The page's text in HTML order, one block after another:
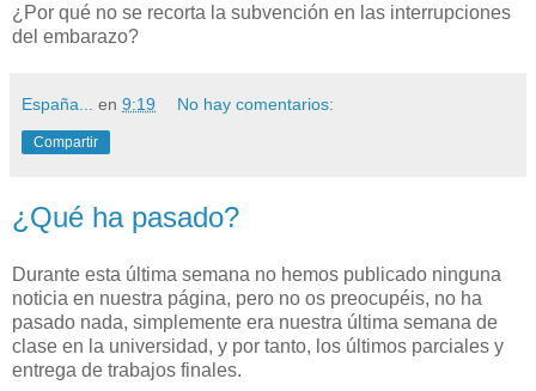
¿Por qué no se recorta la subvención en las interrupciones
del embarazo?
España... en 9:19 No hay comentarios:
Compartir
¿Qué ha pasado?
Durante esta última semana no hemos publicado ninguna
noticia en nuestra página, pero no os preocupéis, no ha
pasado nada, simplemente era nuestra última semana de
clase en la universidad, y por tanto, los últimos parciales y
entrega de trabajos finales.